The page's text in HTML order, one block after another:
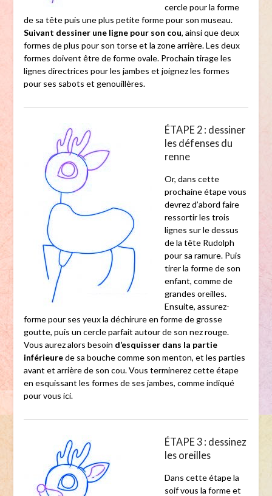
cercle pour la forme
de sa tête puis une plus petite forme pour son museau.
Suivant dessiner une ligne pour son cou, ainsi que deux
formes de plus pour son torse et la zone arrière. Les deux
formes doivent être de forme ovale. Prochain tirage les
lignes directrices pour les jambes et joignez les formes
pour ses sabots et genouillères.
ÉTAPE 2 : dessiner
les défenses du
renne
Or, dans cette
prochaine étape vous
devrez d’abord faire
ressortir les trois
lignes sur le dessus
de la tête Rudolph
pour sa ramure. Puis
tirer la forme de son
enfant, comme de
grandes oreilles.
Ensuite, assurez-
forme pour ses yeux la déchirure en forme de grosse
goutte, puis un cercle parfait autour de son nez rouge.
Vous aurez alors besoin d’esquisser dans la partie
inférieurede sa bouche comme son menton, et les parties
avant et arrière de son cou. Vous terminerez cette étape
en esquissant les formes de ses jambes, comme indiqué
pour vous ici.
ÉTAPE 3 : dessinez
les oreilles
Dans cette étape la
soif vous la forme et